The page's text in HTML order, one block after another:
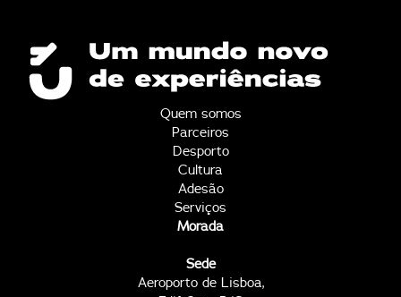
Quem somos
Parceiros
Desporto
Cultura
Adesão
Serviços
Morada
Sede
Aeroporto de Lisboa,